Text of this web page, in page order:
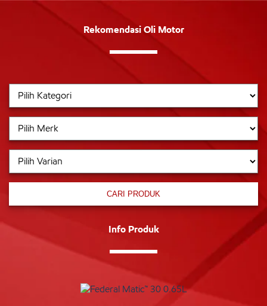
Rekomendasi Oli Motor
CARI PRODUK
Info Produk